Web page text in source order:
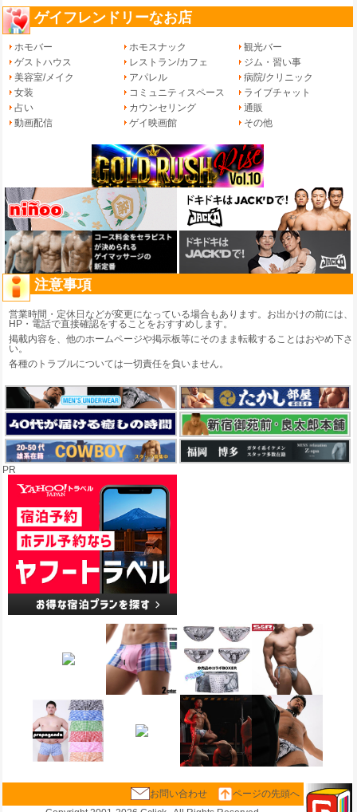
ゲイフレンドリーなお店
ホモバー ホモスナック
観光バー
ゲストハウス
レストラン/カフェ
ジム・習い事
美容室/メイク
アパレル
病院/クリニック
女装
コミュニティスペース
ライブチャット
占い
カウンセリング
通販
動画配信
ゲイ映画館 その他
注意事項
営業時間・定休日などが変更になっている場合もあります。お出かけの前には、
HP・電話で直接確認をすることをおすすめします。
掲載内容を、他のホームページや掲示板等にそのまま転載することはおやめ下さ
い。
各種のトラブルについては一切責任を負いません。
PR
お問い合わせ
ページの先頭へ